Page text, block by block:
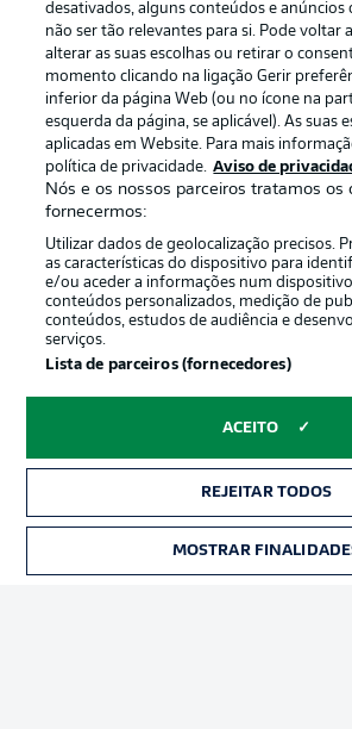
APLICATIVO DA BUNDESLIGA
Oferecido por
Gerir preferências Aviso
Termos de uso
desativados, alguns conteúdos e anúncios
não ser tão relevantes para si. Pode voltar
alterar as suas escolhas ou retirar o
momento clicando na ligação Gerir
inferior da página Web (ou no ícone na
esquerda da página, se aplicável). As suas
aplicadas em Website. Para mais
política de privacidade. Aviso de
Nós e os nossos parceiros tratamos os
fornecermos:
Utilizar dados de geolocalização precisos.
as características do dispositivo para
e/ou aceder a informações num
conteúdos personalizados, medição de
conteúdos, estudos de audiência e
serviços.
Lista de parceiros (fornecedores)
ACEITO
REJEITAR TODOS
MOSTRAR